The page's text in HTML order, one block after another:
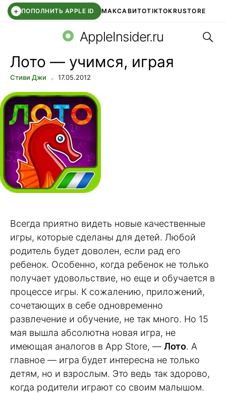
+ ПОПОЛНИТЬ APPLE ID МАКСАВИТОTIKTOKRUSTORE
WB КЛУБIOS 26.6 DDE STORE
AppleInsider.ru
Лото — учимся, играя
Стиви Джи 17.05.2012
Всегда приятно видеть новые качественные
игры, которые сделаны для детей. Любой
родитель будет доволен, если рад его
ребенок. Особенно, когда ребенок не только
получает удовольствие, но еще и обучается в
процессе игры. К сожалению, приложений,
сочетающих в себе одновременно
развлечение и обучение, не так много. Но 15
мая вышла абсолютна новая игра, не
имеющая аналогов в App Store, — Лото. А
главное — игра будет интересна не только
детям, но и взрослым. Это ведь так здорово,
когда родители играют со своим малышом.